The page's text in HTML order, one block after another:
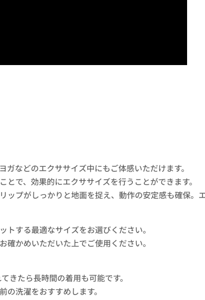
などのエクササイズ中にもご体感いただけます。
で、効果的にエクササイズを行うことができます。
ップがしっかりと地面を捉え、動作の安定感も確保。
する最適なサイズをお選びください。
かめいただいた上でご使用ください。
きたら長時間の着用も可能です。
洗濯をおすすめします。